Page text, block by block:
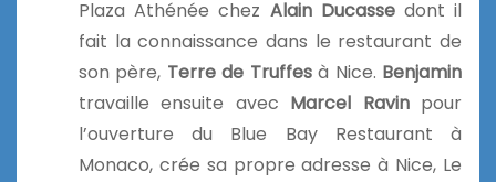
Plaza Athénée chez Alain Ducassedont il
fait la connaissance dans le restaurant de
son père, Terre de Truffesà Nice. Benjamin
travaille ensuite avec Marcel Ravinpour
l’ouverture du Blue Bay Restaurant à
Monaco, crée sa propre adresse à Nice, Le